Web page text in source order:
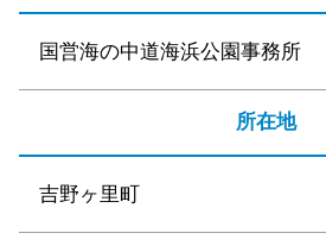
国営海の中道海浜公園事務所
所在地
吉野ヶ里町